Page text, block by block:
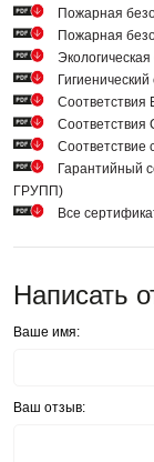
Пожарная
Пожарная
Соответствия
Соответствия
Соответствие
Гарантийный
ГРУПП)
Все
Написать
Ваше имя:
Ваш отзыв: